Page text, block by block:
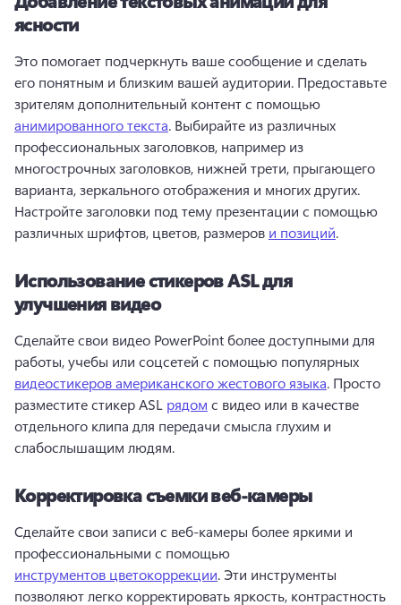
ясности
Это помогает подчеркнуть ваше сообщение и сделать
его понятным и близким вашей аудитории. Предоставьте
зрителям дополнительный контент с помощью
анимированного текста. Выбирайте из различных
профессиональных заголовков, например из
многострочных заголовков, нижней трети, прыгающего
варианта, зеркального отображения и многих других.
Настройте заголовки под тему презентации с помощью
различных шрифтов, цветов, размеров и позиций.
Использование стикеров ASL для
улучшения видео
Сделайте свои видео PowerPoint более доступными для
работы, учебы или соцсетей с помощью популярных
видеостикеров американского жестового языка. Просто
разместите стикер ASL рядом с видео или в качестве
отдельного клипа для передачи смысла глухим и
слабослышащим людям.
Корректировка съемки веб-камеры
Сделайте свои записи с веб-камеры более яркими и
профессиональными с помощью
инструментов цветокоррекции. Эти инструменты
позволяют легко корректировать яркость, контрастность